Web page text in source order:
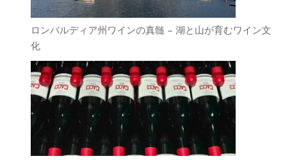
ロンバルディア州ワインの真髄 – 湖と山が育むワイン文
化